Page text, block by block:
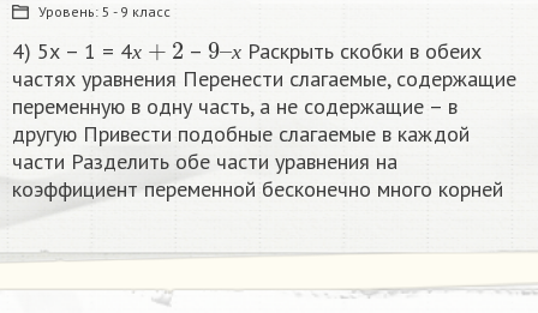
Уровень: 5 - 9 класс
4) 5х – 1 = 4х – х
9х
Раскрыть скобки в обеих
частях уравнения Перенести слагаемые, содержащие
переменную в одну часть, а не содержащие – в
другую Привести подобные слагаемые в каждой
части Разделить обе части уравнения на
коэффициент переменной бесконечно много корней​